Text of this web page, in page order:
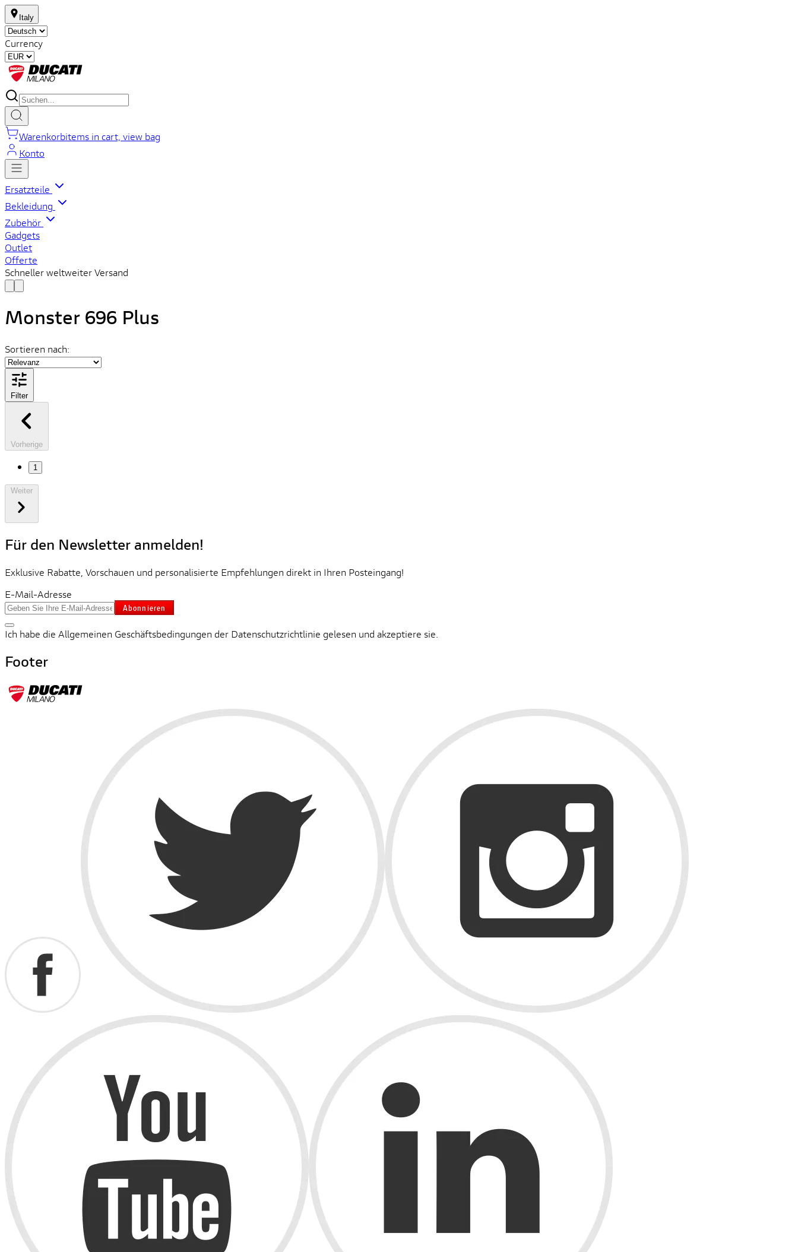
Italy
Currency
Warenkorbitems in cart, view bag
Konto
Ersatzteile
Bekleidung
Zubehör
Gadgets
Outlet
Offerte
Schneller weltweiter Versand
Monster 696 Plus
Sortieren nach:
Filter
Vorherige
1
Für den Newsletter anmelden!
Exklusive Rabatte, Vorschauen und personalisierte Empfehlungen direkt in Ihren Posteingang!
E-Mail-Adresse
Abonnieren
Ich habe die Allgemeinen Geschäftsbedingungen der Datenschutzrichtlinie gelesen und akzeptiere sie.
Footer